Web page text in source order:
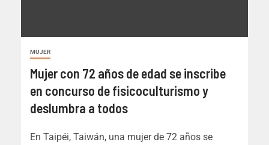
MUJER
Mujer con 72 años de edad se inscribe
en concurso de fisicoculturismo y
deslumbra a todos
En Taipéi, Taiwán, una mujer de 72 años se